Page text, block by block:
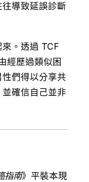
導致延誤診斷
。透過 TCF
經歷過類似困
們得以分享共
確信自己並非
指南》平裝本現